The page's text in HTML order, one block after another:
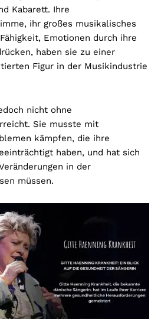
Kabarett. Ihre
ihr großes musikalisches
Emotionen durch ihre
haben sie zu einer
Figur in der Musikindustrie
nicht ohne
Sie musste mit
kämpfen, die ihre
haben, und hat sich
in der
müssen.